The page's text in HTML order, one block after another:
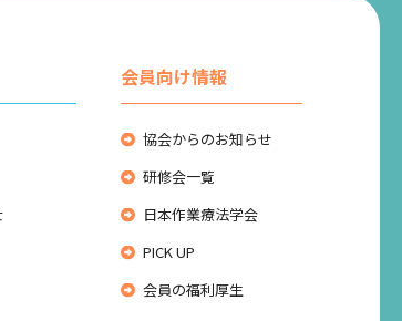
会員向け情報
協会からのお知らせ
研修会一覧
日本作業療法学会
PICK UP
会員の福利厚生